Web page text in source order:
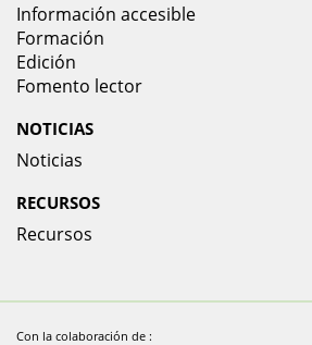
Información accesible
Formación
Edición
Fomento lector
NOTICIAS
Noticias
RECURSOS
Recursos
Con la colaboración de :